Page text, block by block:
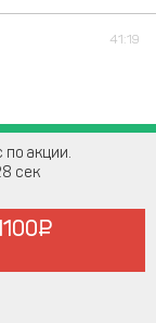
41:19
акции.